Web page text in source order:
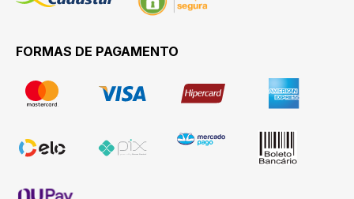
FORMAS DE PAGAMENTO